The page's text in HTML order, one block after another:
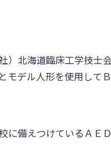
）北海道臨床工学技士
モデル人形を使用して
に備えつけているＡＥ